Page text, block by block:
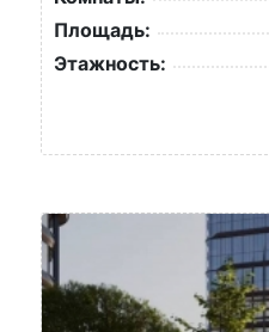
Площадь:
Этажность: